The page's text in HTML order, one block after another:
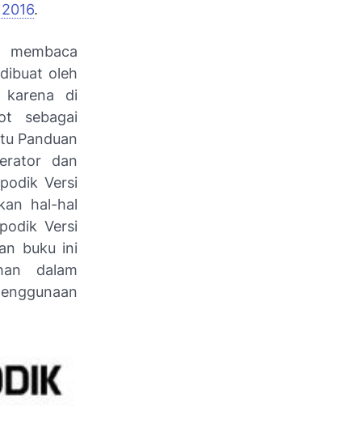
.
oleh
karena di
sebagai
Panduan
dan
Versi
hal-hal
Versi
buku ini
dalam